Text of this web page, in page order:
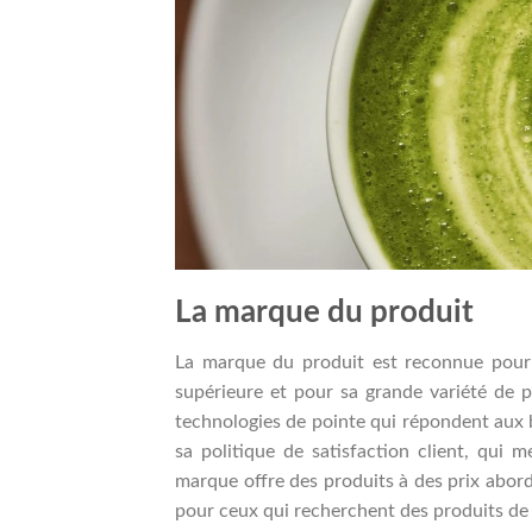
La marque du produit
La marque du produit est reconnue
supérieure et pour sa grande variété de
technologies de pointe qui répondent aux
sa politique de satisfaction client, qui
marque offre des produits à des prix
pour ceux qui recherchent des produits